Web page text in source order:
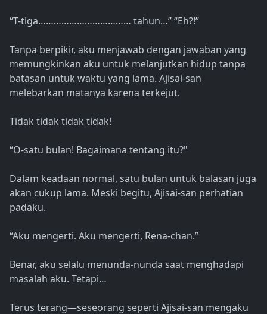
“T-tiga……………………………… tahun…” “Eh?!”
Tanpa berpikir, aku menjawab dengan jawaban yang
memungkinkan aku untuk melanjutkan hidup tanpa
batasan untuk waktu yang lama. Ajisai-san
melebarkan matanya karena terkejut.
Tidak tidak tidak tidak!
“O-satu bulan! Bagaimana tentang itu?"
Dalam keadaan normal, satu bulan untuk balasan juga
akan cukup lama. Meski begitu, Ajisai-san perhatian
padaku.
“Aku mengerti. Aku mengerti, Rena-chan.”
Benar, aku selalu menunda-nunda saat menghadapi
masalah aku. Tetapi…
Terus terang—seseorang seperti Ajisai-san mengaku